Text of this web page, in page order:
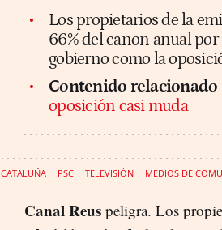
Los propietarios de la
66% del canon anual
gobierno como la
Contenido relacionado
oposición casi muda
CATALUÑA PSC TELEVISIÓN MEDIOS DE
Canal Reus peligra. Los